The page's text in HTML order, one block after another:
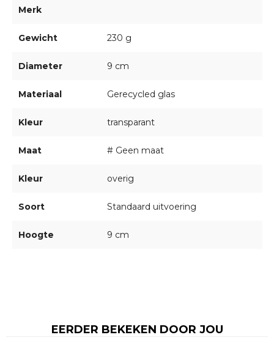
Merk
Gewicht 230 g
Diameter 9 cm
Materiaal Gerecycled glas
Kleur transparant
Maat # Geen maat
Kleur overig
Soort Standaard uitvoering
Hoogte 9 cm
EERDER BEKEKEN DOOR JOU